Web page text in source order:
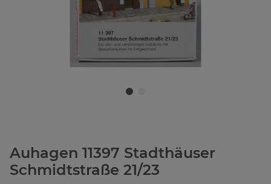
Auhagen 11397 Stadthäuser
Schmidtstraße 21/23